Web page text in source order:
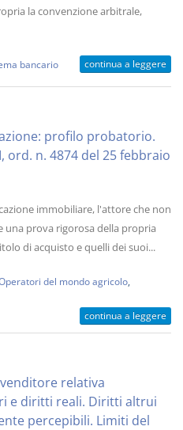
la convenzione arbitrale,
bancario continua a leggere
profilo probatorio.
ord. n. 4874 del 25 febbraio
immobiliare, l'attore che non
una prova rigorosa della propria
di acquisto e quelli dei suoi...
del mondo agricolo
continua a leggere
relativa
e diritti reali. Diritti altrui
percepibili. Limiti del